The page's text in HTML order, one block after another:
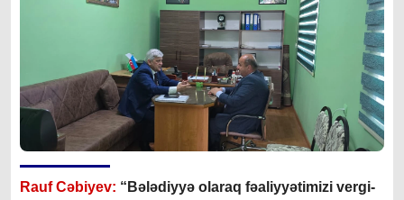
Rauf Cəbiyev: “Bələdiyyə olaraq fəaliyyətimizi vergi-